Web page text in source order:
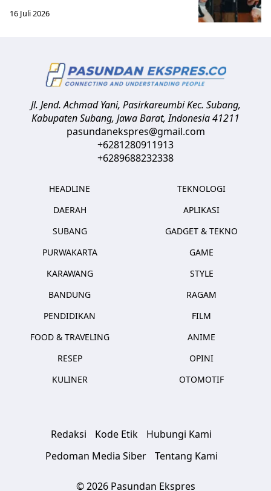
16 Juli 2026
Jl. Jend. Achmad Yani, Pasirkareumbi Kec. Subang,
Kabupaten Subang, Jawa Barat,Indonesia41211
pasundanekspres@gmail.com
+6281280911913
+6289688232338
HEADLINE
DAERAH
SUBANG
PURWAKARTA
KARAWANG
BANDUNG
PENDIDIKAN
FOOD & TRAVELING
RESEP
KULINER
TEKNOLOGI
APLIKASI
GADGET & TEKNO
GAME
STYLE
RAGAM
FILM
ANIME
OPINI
OTOMOTIF
Redaksi Kode Etik
Hubungi Kami
Pedoman Media Siber
Tentang Kami
© 2026 Pasundan Ekspres